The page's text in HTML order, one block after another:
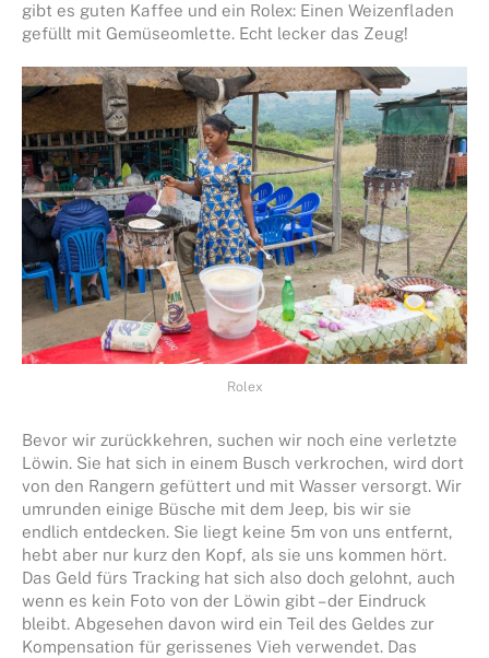
gibt es guten Kaffee und ein Rolex: Einen Weizenfladen
gefüllt mit Gemüseomlette. Echt lecker das Zeug!
Rolex
Bevor wir zurückkehren, suchen wir noch eine verletzte
Löwin. Sie hat sich in einem Busch verkrochen, wird dort
von den Rangern gefüttert und mit Wasser versorgt. Wir
umrunden einige Büsche mit dem Jeep, bis wir sie
endlich entdecken. Sie liegt keine 5m von uns entfernt,
hebt aber nur kurz den Kopf, als sie uns kommen hört.
Das Geld fürs Tracking hat sich also doch gelohnt, auch
wenn es kein Foto von der Löwin gibt – der Eindruck
bleibt. Abgesehen davon wird ein Teil des Geldes zur
Kompensation für gerissenes Vieh verwendet. Das